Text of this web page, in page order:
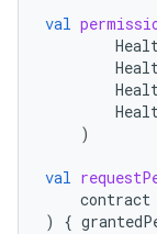
val
)
val
contract
)
{